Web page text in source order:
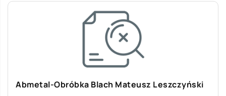
Abmetal-Obróbka Blach Mateusz Leszczyński